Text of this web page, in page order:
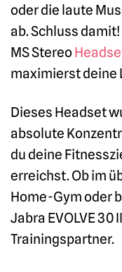
oder die laute
ab. Schluss
MS Stereo
maximierst deine
Dieses Headset
absolute
du deine
erreichst. Ob im
Home-Gym oder
Jabra EVOLVE 30
Trainingspartner.